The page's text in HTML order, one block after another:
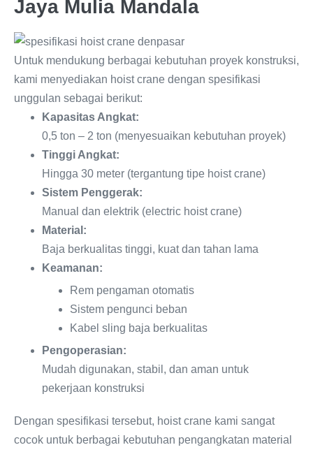
Jaya Mulia Mandala
Untuk mendukung berbagai kebutuhan proyek konstruksi,
kami menyediakan hoist crane dengan spesifikasi
unggulan sebagai berikut:
Kapasitas Angkat:
0,5 ton – 2 ton (menyesuaikan kebutuhan proyek)
Tinggi Angkat:
Hingga 30 meter (tergantung tipe hoist crane)
Sistem Penggerak:
Manual dan elektrik (electric hoist crane)
Material:
Baja berkualitas tinggi, kuat dan tahan lama
Keamanan:
Rem pengaman otomatis
Sistem pengunci beban
Kabel sling baja berkualitas
Pengoperasian:
Mudah digunakan, stabil, dan aman untuk
pekerjaan konstruksi
Dengan spesifikasi tersebut, hoist crane kami sangat
cocok untuk berbagai kebutuhan pengangkatan material